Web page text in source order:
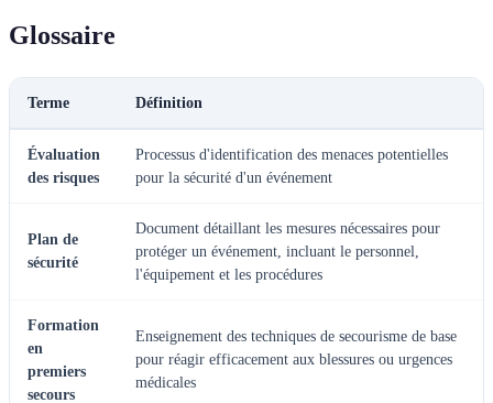
Glossaire
Terme Définition
Évaluation
des risques
Processus d'identification des menaces potentielles
pour la sécurité d'un événement
Plan de
sécurité
Document détaillant les mesures nécessaires pour
protéger un événement, incluant le personnel,
l'équipement et les procédures
Formation
en
premiers
secours
Enseignement des techniques de secourisme de base
pour réagir efficacement aux blessures ou urgences
médicales